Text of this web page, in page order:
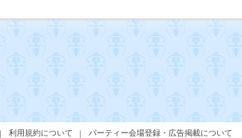
利用規約について パーティー会場登録・広告掲載について